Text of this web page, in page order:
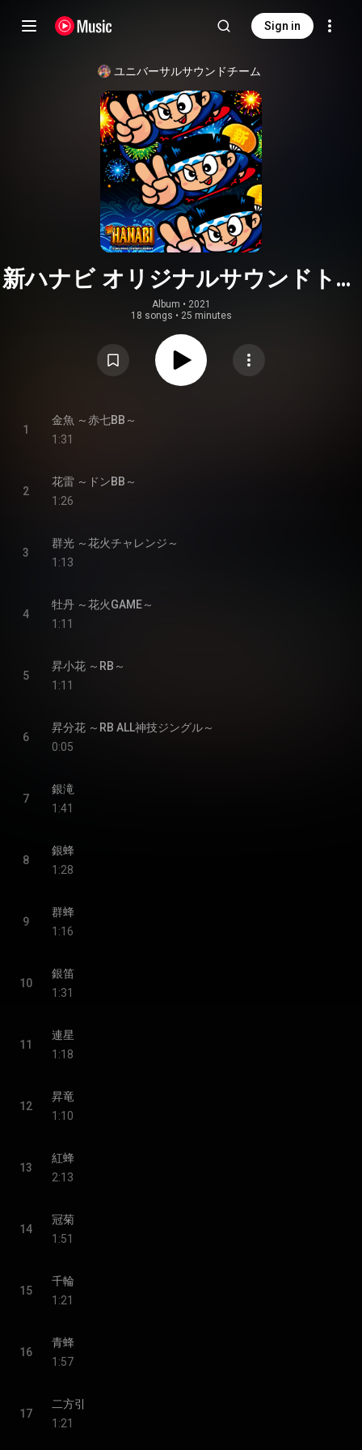
Sign in
ユニバーサルサウンドチーム
新ハナビ オリジナルサウンドトラ
ック
Album • 2021
18 songs • 25 minutes
1
金魚 ～赤七BB～
1:31
2
花雷 ～ドンBB～
1:26
3
群光 ～花火チャレンジ～
1:13
4
牡丹 ～花火GAME～
1:11
5
昇小花 ～RB～
1:11
6
昇分花 ～RB ALL神技ジングル～
0:05
7
銀滝
1:41
8
銀蜂
1:28
9
群蜂
1:16
10
銀笛
1:31
11
連星
1:18
12
昇竜
1:10
13
紅蜂
2:13
14
冠菊
1:51
15
千輪
1:21
16
青蜂
1:57
17
二方引
1:21